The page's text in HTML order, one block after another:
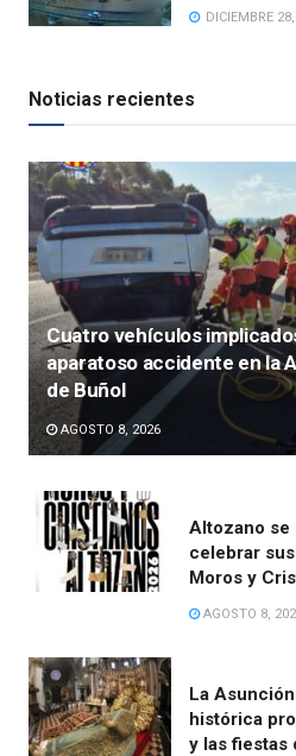
DICIEMBRE
Noticias recientes
Cuatro vehículos
aparatoso accidente en la
de Buñol
AGOSTO 8, 2026
Altozano se
celebrar
Moros y
AGOSTO 8,
La
histórica
y las fiestas